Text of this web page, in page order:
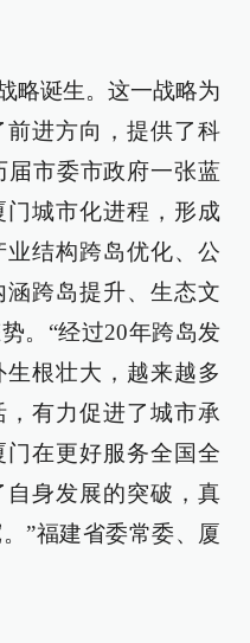
略诞生。这一战略为
前进方向，提供了科
届市委市政府一张蓝
门城市化进程，形成
结构跨岛优化、公
跨岛提升、生态文
。“经过20年跨岛发
根壮大，越来越多
有力促进了城市承
在更好服务全国全
身发展的突破，真
”福建省委常委、厦